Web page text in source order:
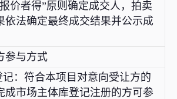
价者得”原则确定成交人，拍卖
依法确定最终成交结果并公示成
参与方式
：符合本项目对意向受让方的
成市场主体库登记注册的方可参